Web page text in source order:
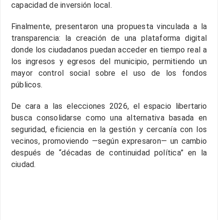
capacidad de inversión local.
Finalmente, presentaron una propuesta vinculada a la
transparencia: la creación de una plataforma digital
donde los ciudadanos puedan acceder en tiempo real a
los ingresos y egresos del municipio, permitiendo un
mayor control social sobre el uso de los fondos
públicos.
De cara a las elecciones 2026, el espacio libertario
busca consolidarse como una alternativa basada en
seguridad, eficiencia en la gestión y cercanía con los
vecinos, promoviendo —según expresaron— un cambio
después de “décadas de continuidad política” en la
ciudad.